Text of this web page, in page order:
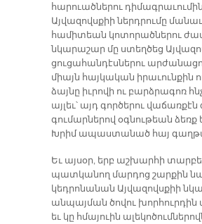
հարուածներու
Այվազովսքիի ներդրումը
համիտեան կոտորածներու
նկարաշար մը ստեղծեց
ցուցահանդէսներու
միայն հայկական իրաւունքին
ձայնը իւրովի ու բարձրագոռ
այլեւ՝ այդ գործերու
գումարներով օգնութեան ձեռք
Խրիմ ապաստանած հայ
Եւ այսօր, երբ աշխարհի
պատկանող մարդոց շարքին
կեդրոնանան Այվազովսքիի
անպայման ծովու խորհուրդին
եւ կը հմայուին